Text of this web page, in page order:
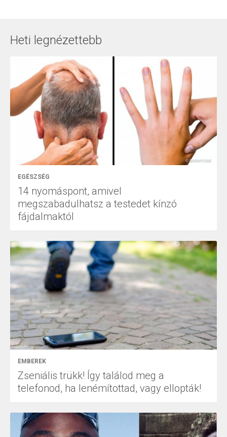
Heti legnézettebb
EGÉSZSÉG
14 nyomáspont, amivel
megszabadulhatsz a testedet kínzó
fájdalmaktól
EMBEREK
Zseniális trükk! Így találod meg a
telefonod, ha lenémítottad, vagy ellopták!